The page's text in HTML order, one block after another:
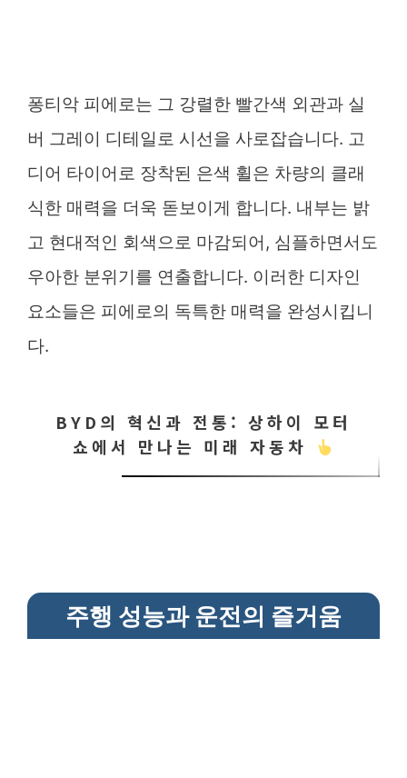
퐁티악 피에로는 그 강렬한 빨간색 외관과 실
버 그레이 디테일로 시선을 사로잡습니다. 고
디어 타이어로 장착된 은색 휠은 차량의 클래
식한 매력을 더욱 돋보이게 합니다. 내부는 밝
고 현대적인 회색으로 마감되어, 심플하면서도
우아한 분위기를 연출합니다. 이러한 디자인
요소들은 피에로의 독특한 매력을 완성시킵니
다.
BYD의 혁신과 전통: 상하이 모터
쇼에서 만나는 미래 자동차
주행 성능과 운전의 즐거움